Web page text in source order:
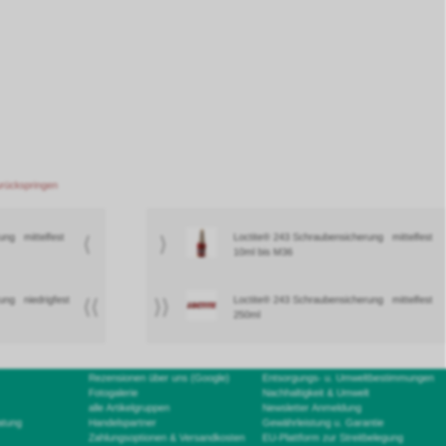
mittelfest
niedrigfest
Loctite® 243 Schraubensicherung mittelfest
10ml bis M36
Loctite® 243 Schraubensicherung mittelfest
250ml
Rezensionen über uns (Google)
Fotogalerie
alle Artikelgruppen
Handelspartner
Zahlungsoptionen & Versandkosten
Entsorgungs- u. Umweltbestimmungen
Nachhaltigkeit & Umwelt
Newsletter Anmeldung
Gewährleistung u. Garantie
EU-Plattform zur Streitbelegung